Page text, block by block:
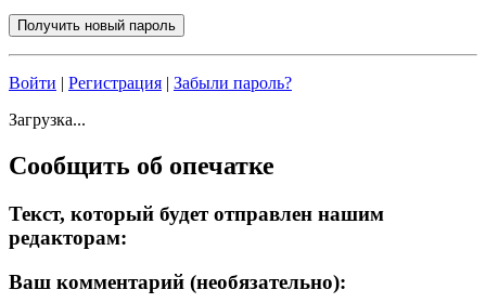
Войти | Регистрация | Забыли пароль?
Загрузка...
Сообщить об опечатке
Текст, который будет отправлен нашим
редакторам:
Ваш комментарий (необязательно):